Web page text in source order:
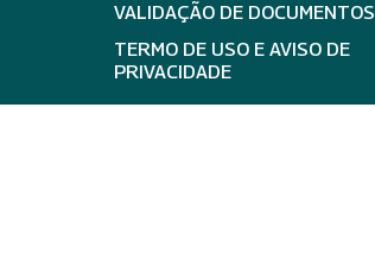
VALIDAÇÃO DE DOCUMENTOS
TERMO DE USO E AVISO DE
PRIVACIDADE